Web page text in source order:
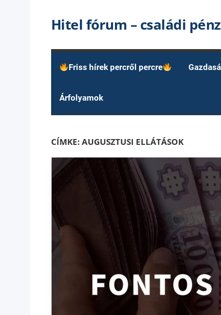
Hitel fórum – családi
Friss hírek percről percre
Árfolyamok
CÍMKE: AUGUSZTUSI ELLÁTÁSOK